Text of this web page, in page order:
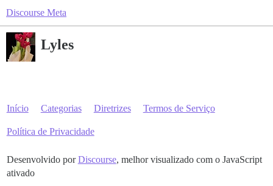
Discourse Meta
Lyles
Início Categorias Diretrizes Termos de Serviço
Política de Privacidade
Desenvolvido porDiscourse, melhor visualizado com o JavaScript
ativado